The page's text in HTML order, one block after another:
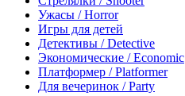
Ужасы / Horror
Игры для детей
Детективы / Detective
Экономические / Economic
Платформер / Platformer
Для вечеринок / Party